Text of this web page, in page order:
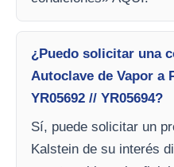
¿Puedo solicitar una
Autoclave de Vapor a
YR05692 // YR05694?
Sí, puede solicitar un
Kalstein de su interés